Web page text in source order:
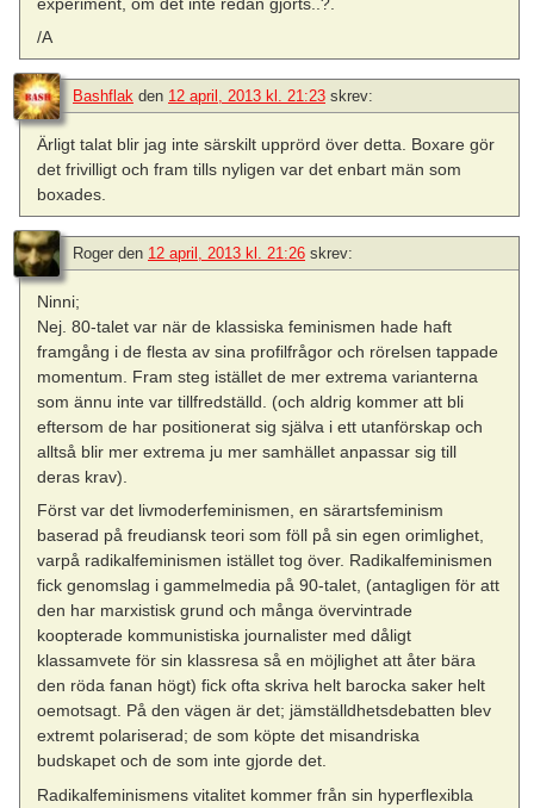
/A
Bashflak den 12 april, 2013 kl. 21:23 skrev:
Ärligt talat blir jag inte särskilt upprörd över detta. Boxare gör
det frivilligt och fram tills nyligen var det enbart män som
boxades.
Roger den 12 april, 2013 kl. 21:26 skrev:
Ninni;
Nej. 80-talet var när de klassiska feminismen hade haft
framgång i de flesta av sina profilfrågor och rörelsen tappade
momentum. Fram steg istället de mer extrema varianterna
som ännu inte var tillfredställd. (och aldrig kommer att bli
eftersom de har positionerat sig själva i ett utanförskap och
alltså blir mer extrema ju mer samhället anpassar sig till
deras krav).
Först var det livmoderfeminismen, en särartsfeminism
baserad på freudiansk teori som föll på sin egen orimlighet,
varpå radikalfeminismen istället tog över. Radikalfeminismen
fick genomslag i gammelmedia på 90-talet, (antagligen för att
den har marxistisk grund och många övervintrade
koopterade kommunistiska journalister med dåligt
klassamvete för sin klassresa så en möjlighet att åter bära
den röda fanan högt) fick ofta skriva helt barocka saker helt
oemotsagt. På den vägen är det; jämställdhetsdebatten blev
extremt polariserad; de som köpte det misandriska
budskapet och de som inte gjorde det.
Radikalfeminismens vitalitet kommer från sin hyperflexibla